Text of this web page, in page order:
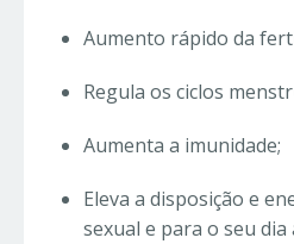
Aumento rápido da
Regula os ciclos
Aumenta a imunidade;
Eleva a disposição e
sexual e para o seu dia